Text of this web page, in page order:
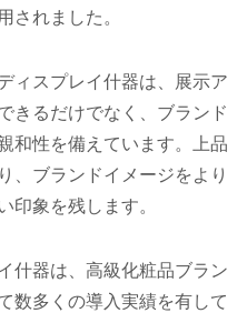
されました。
ィスプレイ什器は、展示ア
きるだけでなく、ブランド
和性を備えています。上品
、ブランドイメージをより
印象を残します。
什器は、高級化粧品ブラン
数多くの導入実績を有して